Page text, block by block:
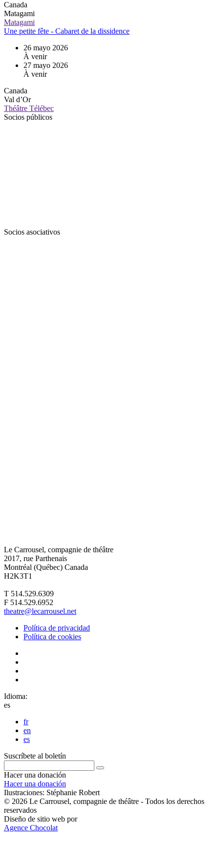
Canada
Matagami
Matagami
Une petite fête - Cabaret de la dissidence
26 mayo 2026
À venir
27 mayo 2026
À venir
Canada
Val d’Or
Théâtre Télébec
Socios públicos
Socios asociativos
Le Carrousel, compagnie de théâtre
2017, rue Parthenais
Montréal (Québec) Canada
H2K3T1
T 514.529.6309
F 514.529.6952
theatre@lecarrousel.net
Política de privacidad
Política de cookies
Idioma:
es
fr
en
es
Suscríbete al boletín
Hacer una donación
Hacer una donación
Ilustraciones: Stéphanie Robert
© 2026 Le Carrousel, compagnie de théâtre - Todos los derechos
reservados
Diseño de sitio web por
Agence Chocolat